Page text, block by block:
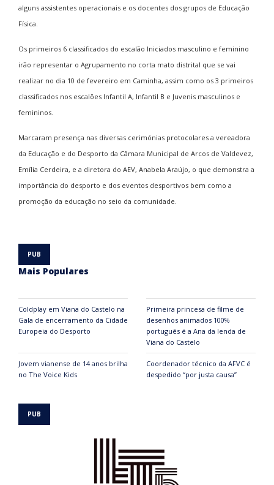
alguns assistentes operacionais e os docentes dos grupos de Educação
Física.
Os primeiros 6 classificados do escalão Iniciados masculino e feminino
irão representar o Agrupamento no corta mato distrital que se vai
realizar no dia 10 de fevereiro em Caminha, assim como os 3 primeiros
classificados nos escalões Infantil A, Infantil B e Juvenis masculinos e
femininos.
Marcaram presença nas diversas cerimónias protocolares a vereadora
da Educação e do Desporto da Câmara Municipal de Arcos de Valdevez,
Emília Cerdeira, e a diretora do AEV, Anabela Araújo, o que demonstra a
importância do desporto e dos eventos desportivos bem como a
promoção da educação no seio da comunidade.
Mais Populares
Coldplay em Viana do Castelo na
Gala de encerramento da Cidade
Europeia do Desporto
Primeira princesa de filme de
desenhos animados 100%
português é a Ana da lenda de
Viana do Castelo
Jovem vianense de 14 anos brilha
no The Voice Kids
Coordenador técnico da AFVC é
despedido “por justa causa”